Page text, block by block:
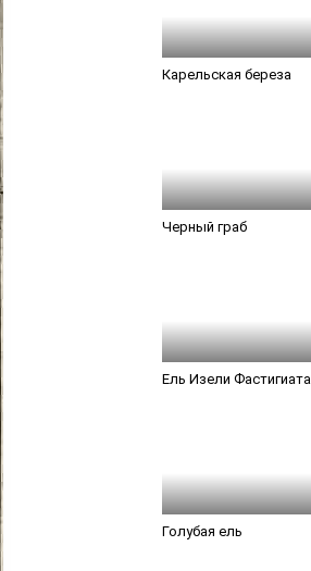
Карельская береза
Черный граб
Ель Изели Фастигиата
Голубая ель